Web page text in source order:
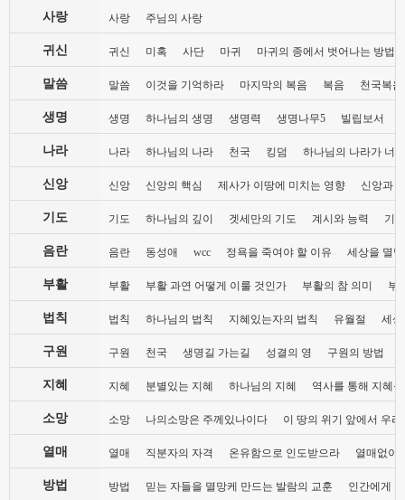
사랑 사랑 주님의 사랑
귀신 귀신 미혹 사단 마귀 마귀의 종에서 벗어나는 방법
말씀 말씀 이것을 기억하라 마지막의 복음 복음 천국복음
생명 생명 하나님의 생명 생명력 생명나무5 빌립보서
나라 나라 하나님의 나라 천국 킹덤 하나님의 나라가 너
신앙 신앙 신앙의 핵심 제사가 이땅에 미치는 영향 신앙과
기도 기도 하나님의 깊이 겟세만의 기도 계시와 능력 기
음란 음란 동성애 wcc 정욕을 죽여야 할 이유 세상을 멸
부활 부활 부활 과연 어떻게 이룰 것인가 부활의 참 의미 부
법칙 법칙 하나님의 법칙 지혜있는자의 법칙 유월절 세
구원 구원 천국 생명길 가는길 성결의 영 구원의 방법
지혜 지혜 분별있는 지혜 하나님의 지혜 역사를 통해 지혜
소망 소망 나의소망은 주께있나이다 이 땅의 위기 앞에서 우
열매 열매 직분자의 자격 온유함으로 인도받으라 열매없이
방법 방법 믿는 자들을 멸망케 만드는 발람의 교훈 인간에게